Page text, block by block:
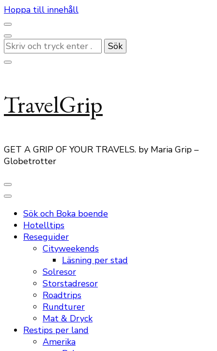
Hoppa till innehåll
Letar
du
efter
TravelGrip
GET A GRIP OF YOUR TRAVELS. by Maria Grip –
Globetrotter
Sök och Boka boende
Hotelltips
Reseguider
Cityweekends
Läsning per stad
Solresor
Storstadresor
Roadtrips
Rundturer
Mat & Dryck
Restips per land
Amerika